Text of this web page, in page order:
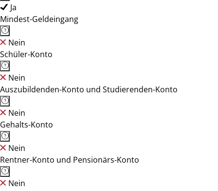
Ja
Mindest-Geldeingang
Nein
Schüler-Konto
Nein
Auszubildenden-Konto und Studierenden-Konto
Nein
Gehalts-Konto
Nein
Rentner-Konto und Pensionärs-Konto
Nein